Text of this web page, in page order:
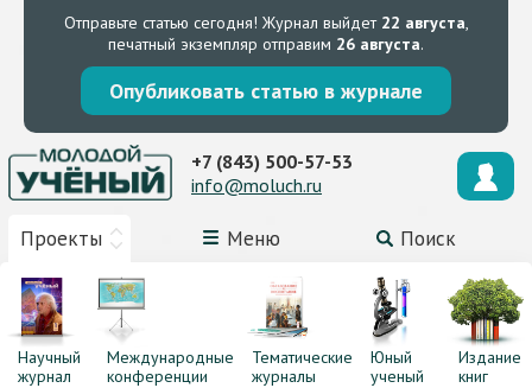
Отправьте статью сегодня! Журнал выйдет 22 августа,
печатный экземпляр отправим 26 августа.
Опубликовать статью в журнале
Проекты Меню Поиск
+7 (843) 500-57-53
info@moluch.ru
Научный
журнал
Международные
конференции
Тематические
журналы
Юный
ученый
Издание
книг